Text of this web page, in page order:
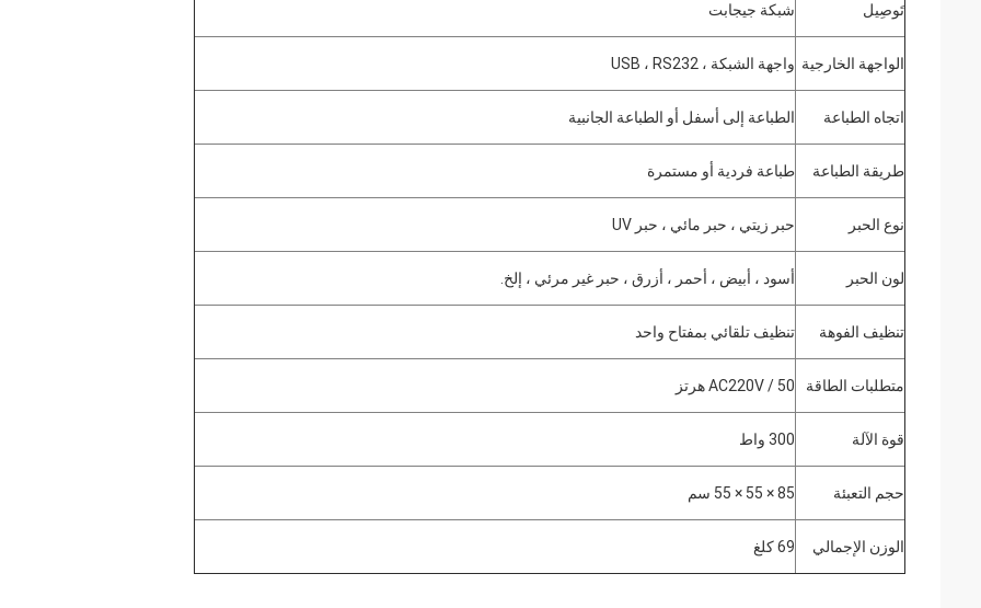
تَوصِيل شبكة جيجابت
الواجهة الخارجية واجهة الشبكة ، USB ، RS232
اتجاه الطباعة الطباعة إلى أسفل أو الطباعة الجانبية
طريقة الطباعة طباعة فردية أو مستمرة
نوع الحبر حبر زيتي ، حبر مائي ، حبر UV
لون الحبر أسود ، أبيض ، أحمر ، أزرق ، حبر غير مرئي ، إلخ.
تنظيف الفوهة تنظيف تلقائي بمفتاح واحد
متطلبات الطاقة AC220V / 50 هرتز
قوة الآلة 300 واط
حجم التعبئة 85 × 55 × 55 سم
الوزن الإجمالي 69 كلغ